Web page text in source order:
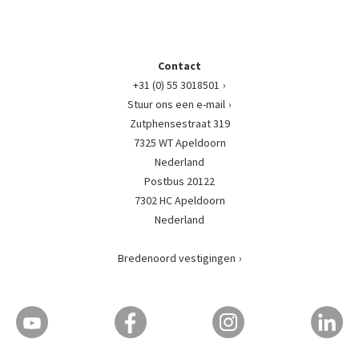
Contact
+31 (0) 55 3018501
Stuur ons een e-mail
Zutphensestraat 319
7325 WT Apeldoorn
Nederland
Postbus 20122
7302 HC Apeldoorn
Nederland
Bredenoord vestigingen